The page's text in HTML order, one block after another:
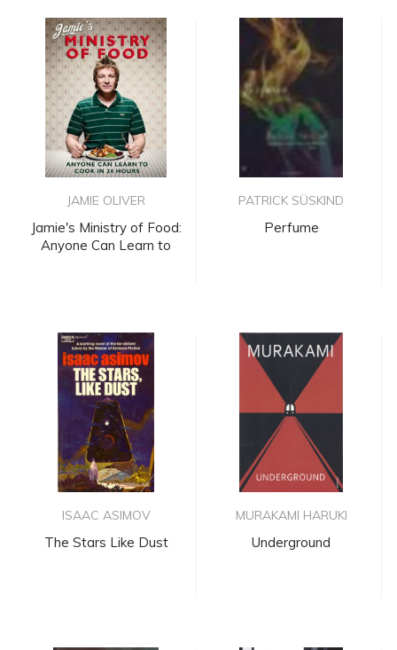
JAMIE OLIVER
Jamie's Ministry of Food:
Anyone Can Learn to
PATRICK SÜSKIND
Perfume
ISAAC ASIMOV
The Stars Like Dust
MURAKAMI HARUKI
Underground